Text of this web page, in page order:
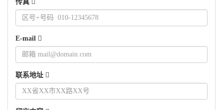
传真
E-mail
联系地址